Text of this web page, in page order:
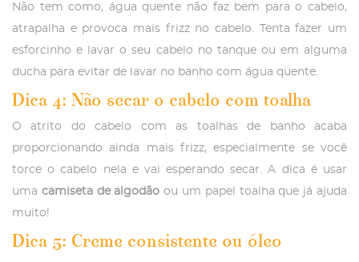
Não tem como, água quente não faz bem para o cabelo,
atrapalha e provoca mais frizz no cabelo. Tenta fazer um
esforcinho e lavar o seu cabelo no tanque ou em alguma
ducha para evitar de lavar no banho com água quente.
Dica 4: Não secar o cabelo com toalha
O atrito do cabelo com as toalhas de banho acaba
proporcionando ainda mais frizz, especialmente se você
torce o cabelo nela e vai esperando secar. A dica é usar
uma camiseta de algodão ou um papel toalha que já ajuda
muito!
Dica 5: Creme consistente ou óleo